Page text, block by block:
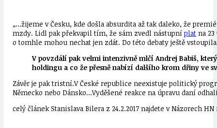
„…žijeme v Česku, kde došla absurdita až tak daleko, že
mzdy. Lidl pak překvapil tím, že sám zvedl nástupníplat na
o tomhle mohou nechat jen zdát. Do této debaty ještě
V povzdálí pak velmi intenzivně mlčí Andrej Babiš,
holdingu a co že přesně nabízí dalšího krom dřiny ve
Závěr je pak tristní.V České republice neexistuje politický
Německo nebo Dánsko…Vyděšené reakce na úpravu daní
celý článek Stanislava Bilera z 24.2.2017 najdete v Názorech HN